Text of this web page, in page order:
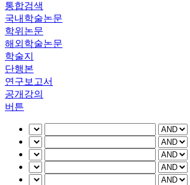
통합검색
국내학술논문
학위논문
해외학술논문
학술지
단행본
연구보고서
공개강의
버튼